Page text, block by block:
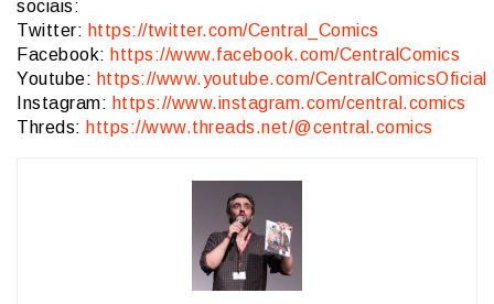
sociais:
Twitter: https://twitter.com/Central_Comics
Facebook: https://www.facebook.com/CentralComics
Youtube: https://www.youtube.com/CentralComicsOficial
Instagram: https://www.instagram.com/central.comics
Threds: https://www.threads.net/@central.comics